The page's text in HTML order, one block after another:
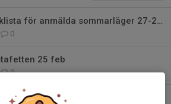
Info och packlista för anmälda sommarläger 27-29 aug
0
25 feb
0
23-25 jan 2026 - FJÄLLRÄVAR